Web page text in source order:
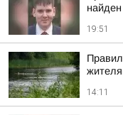
19:51
14:11